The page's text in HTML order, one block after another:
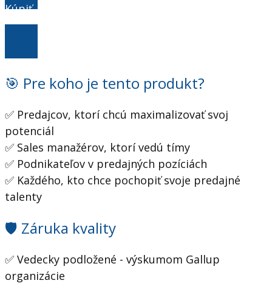
Kúpiť
Balíček pre "Obchodníkov" za 259€
🎯 Pre koho je tento produkt?
✅ Predajcov, ktorí chcú maximalizovať svoj
potenciál
✅ Sales manažérov, ktorí vedú tímy
✅ Podnikateľov v predajných pozíciách
✅ Každého, kto chce pochopiť svoje predajné
talenty
🛡️ Záruka kvality
✅ Vedecky podložené - výskumom Gallup
organizácie